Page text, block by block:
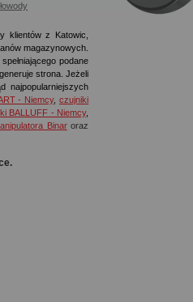
klientów z Katowic,
magazynowych.
podane
strona. Jeżeli
najpopularniejszych
- Niemcy,czujniki
BALLUFF - Niemcy,
Binaroraz